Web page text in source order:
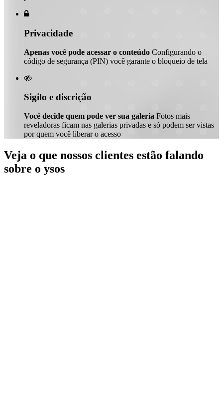

Privacidade
Apenas você pode acessar o conteúdo Configurando o
código de segurança (PIN) você garante o bloqueio de tela

Sigilo e discrição
Você decide quem pode ver sua galeria Fotos mais
reveladoras ficam nas galerias privadas e só podem ser vistas
por quem você liberar o acesso
Veja o que nossos clientes estão falando
sobre o ysos